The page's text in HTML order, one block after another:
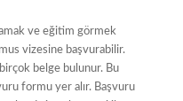
ve eğitim görmek
vizesine başvurabilir.
belge bulunur. Bu
formu yer alır. Başvuru